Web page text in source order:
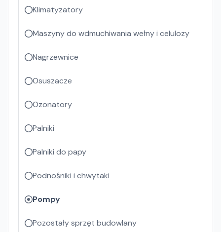
Klimatyzatory
Maszyny do wdmuchiwania wełny i celulozy
Nagrzewnice
Osuszacze
Ozonatory
Palniki
Palniki do papy
Podnośniki i chwytaki
Pompy
Pozostały sprzęt budowlany